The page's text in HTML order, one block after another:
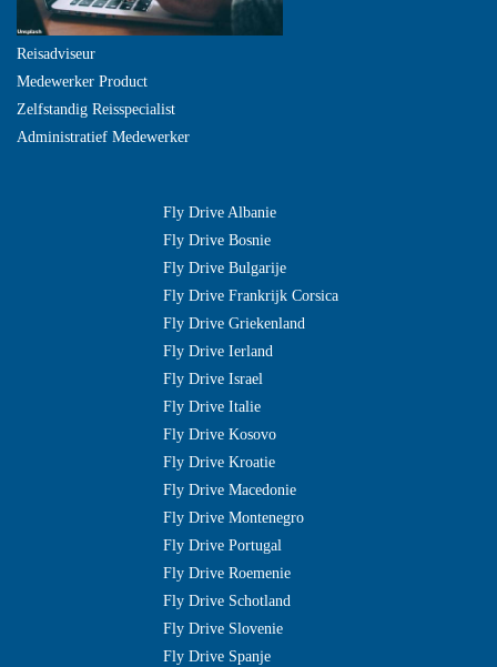
Reisadviseur
Medewerker Product
Zelfstandig Reisspecialist
Administratief Medewerker
Fly Drive Albanie
Fly Drive Bosnie
Fly Drive Bulgarije
Fly Drive Frankrijk Corsica
Fly Drive Griekenland
Fly Drive Ierland
Fly Drive Israel
Fly Drive Italie
Fly Drive Kosovo
Fly Drive Kroatie
Fly Drive Macedonie
Fly Drive Montenegro
Fly Drive Portugal
Fly Drive Roemenie
Fly Drive Schotland
Fly Drive Slovenie
Fly Drive Spanje